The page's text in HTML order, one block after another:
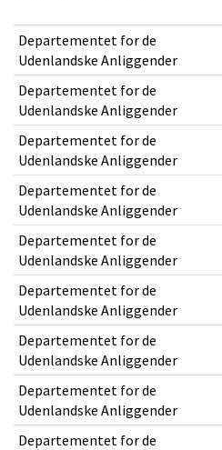
Departementet for de
Udenlandske Anliggender
Departementet for de
Udenlandske Anliggender
Departementet for de
Udenlandske Anliggender
Departementet for de
Udenlandske Anliggender
Departementet for de
Udenlandske Anliggender
Departementet for de
Udenlandske Anliggender
Departementet for de
Udenlandske Anliggender
Departementet for de
Udenlandske Anliggender
Departementet for de